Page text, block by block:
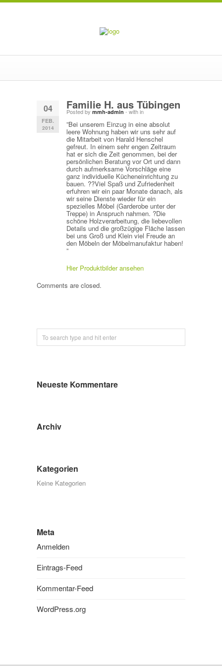
04
FEB.
2014
Familie H. aus Tübingen
Posted by mmh-admin with
- in
”Bei unserem Einzug in eine absolut
leere Wohnung haben wir uns sehr auf
die Mitarbeit von Harald Henschel
gefreut. In einem sehr engen Zeitraum
hat er sich die Zeit genommen, bei der
persönlichen Beratung vor Ort und dann
durch aufmerksame Vorschläge eine
ganz individuelle Kücheneinrichtung zu
bauen. ??Viel Spaß und Zufriedenheit
erfuhren wir ein paar Monate danach, als
wir seine Dienste wieder für ein
spezielles Möbel (Garderobe unter der
Treppe) in Anspruch nahmen. ?Die
schöne Holzverarbeitung, die liebevollen
Details und die großzügige Fläche lassen
bei uns Groß und Klein viel Freude an
den Möbeln der Möbelmanufaktur haben!
”
Hier Produktbilder ansehen
Comments are closed.
Neueste Kommentare
Archiv
Kategorien
Keine Kategorien
Meta
Anmelden
Eintrags-Feed
Kommentar-Feed
WordPress.org